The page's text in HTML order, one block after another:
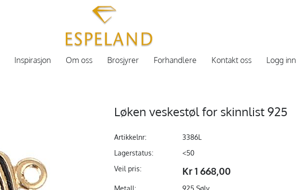
Inspirasjon Om oss Brosjyrer Forhandlere Kontakt oss Logg inn
Løken veskestøl for skinnlist 925
Artikkelnr:
3386L
Lagerstatus:
<50
Veil pris:
Kr 1 668,00
Metall:
925 Sølv